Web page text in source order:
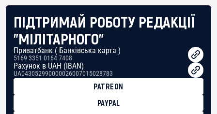
ПІДТРИМАЙ РОБОТУ РЕДАКЦІЇ
"МІЛІТАРНОГО"
Приватбанк ( Банківська карта )
5169 3351 0164 7408
Рахунок в UAH (IBAN)
UA043052990000026007015028783
PATREON
PAYPAL